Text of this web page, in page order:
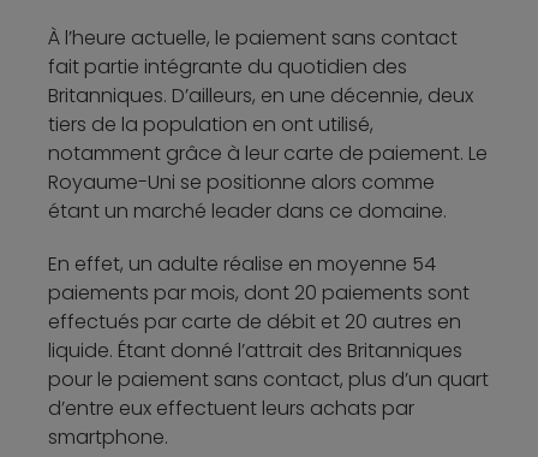
À l’heure actuelle, le paiement sans contact
fait partie intégrante du quotidien des
Britanniques. D’ailleurs, en une décennie, deux
tiers de la population en ont utilisé,
notamment grâce à leur carte de paiement. Le
Royaume-Uni se positionne alors comme
étant un marché leader dans ce domaine.
En effet, un adulte réalise en moyenne 54
paiements par mois, dont 20 paiements sont
effectués par carte de débit et 20 autres en
liquide. Étant donné l’attrait des Britanniques
pour le paiement sans contact, plus d’un quart
d’entre eux effectuent leurs achats par
smartphone.